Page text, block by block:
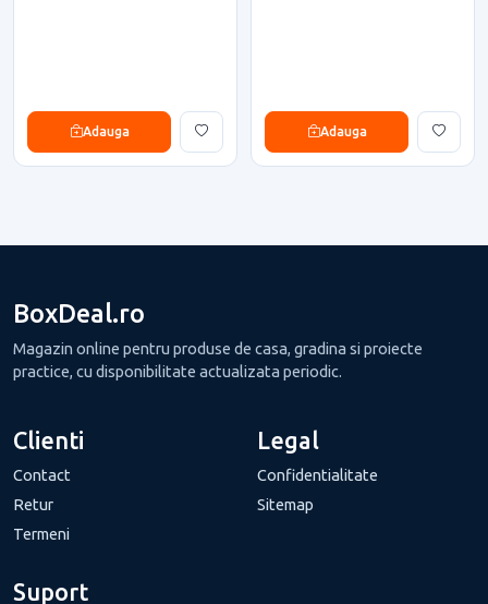
Adauga Adauga
BoxDeal.ro
Magazin online pentru produse de casa, gradina si proiecte
practice, cu disponibilitate actualizata periodic.
Clienti
Contact
Retur
Termeni
Legal
Confidentialitate
Sitemap
Suport